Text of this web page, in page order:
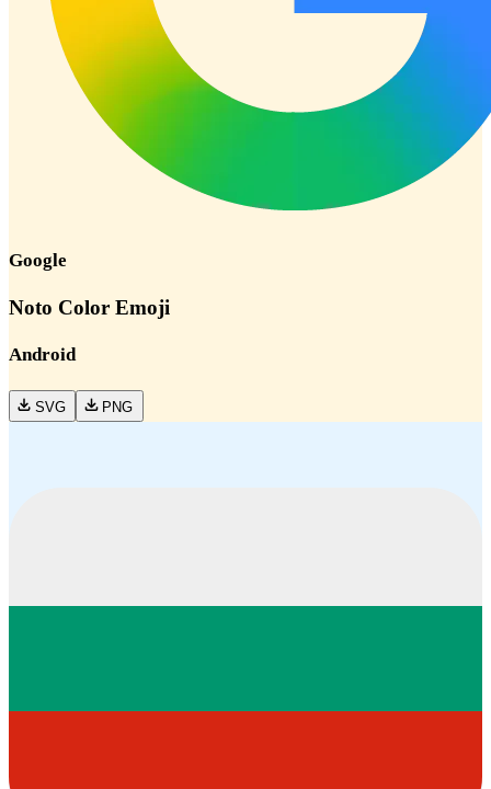
Google
Noto Color Emoji
Android
SVG PNG